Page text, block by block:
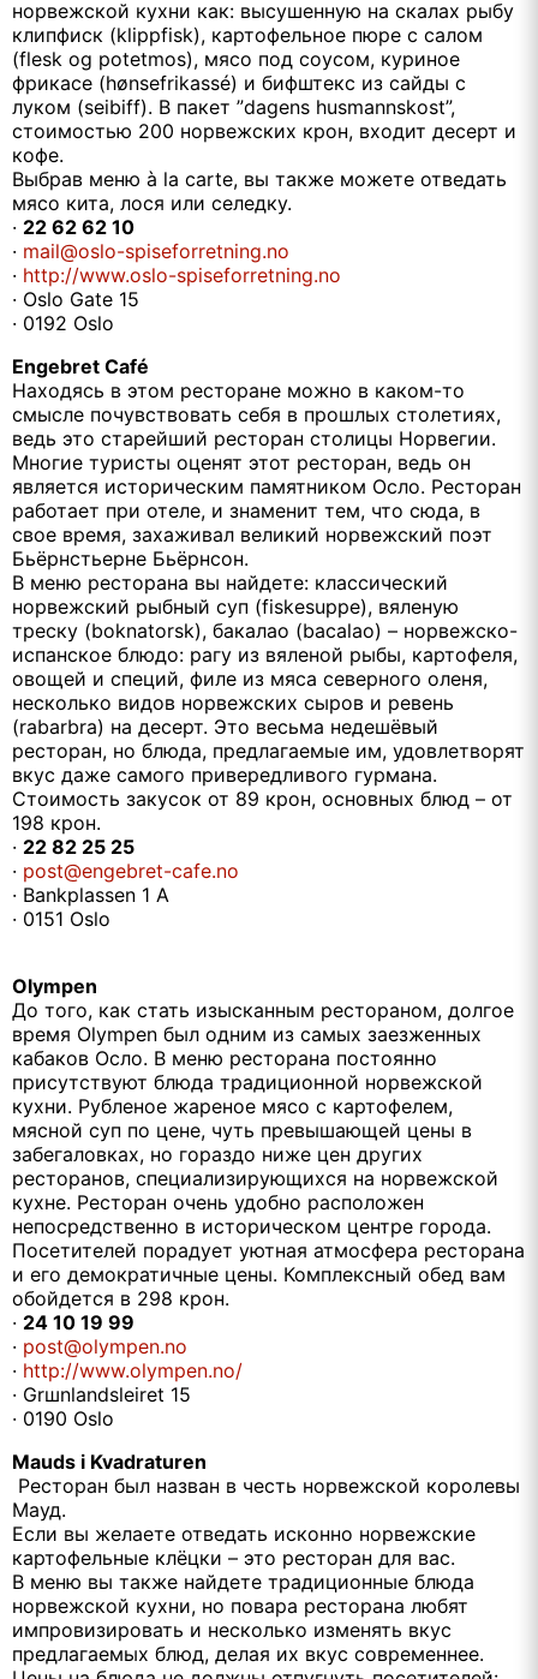
норвежской кухни как: высушенную на скалах рыбу
клипфиск (klippfisk), картофельное пюре с салом
(flesk og potetmos), мясо под соусом, куриное
фрикасе (hønsefrikassé) и бифштекс из сайды с
луком (seibiff). В пакет ”dagens husmannskost”,
стоимостью 200 норвежских крон, входит десерт и
кофе.
Выбрав меню à la carte, вы также можете отведать
мясо кита, лося или селедку.
· 22 62 62 10
· mail@oslo-spiseforretning.no
· http://www.oslo-spiseforretning.no
· Oslo Gate 15
· 0192 Oslo
Engebret Café
Находясь в этом ресторане можно в каком-то
смысле почувствовать себя в прошлых столетиях,
ведь это старейший ресторан столицы Норвегии.
Многие туристы оценят этот ресторан, ведь он
является историческим памятником Осло. Ресторан
работает при отеле, и знаменит тем, что сюда, в
свое время, захаживал великий норвежский поэт
Бьёрнстьерне Бьёрнсон.
В меню ресторана вы найдете: классический
норвежский рыбный суп (fiskesuppe), вяленую
треску (boknatorsk), бакалао (bacalao) – норвежско-
испанское блюдо: рагу из вяленой рыбы, картофеля,
овощей и специй, филе из мяса северного оленя,
несколько видов норвежских сыров и ревень
(rabarbra) на десерт. Это весьма недешёвый
ресторан, но блюда, предлагаемые им, удовлетворят
вкус даже самого привередливого гурмана.
Стоимость закусок от 89 крон, основных блюд – от
198 крон.
· 22 82 25 25
· post@engebret-cafe.no
· Bankplassen 1 A
· 0151 Oslo
Olympen
До того, как стать изысканным рестораном, долгое
время Olympen был одним из самых заезженных
кабаков Осло. В меню ресторана постоянно
присутствуют блюда традиционной норвежской
кухни. Рубленое жареное мясо с картофелем,
мясной суп по цене, чуть превышающей цены в
забегаловках, но гораздо ниже цен других
ресторанов, специализирующихся на норвежской
кухне. Ресторан очень удобно расположен
непосредственно в историческом центре города.
Посетителей порадует уютная атмосфера ресторана
и его демократичные цены. Комплексный обед вам
обойдется в 298 крон.
· 24 10 19 99
· post@olympen.no
· http://www.olympen.no/
· Grшnlandsleiret 15
· 0190 Oslo
Mauds i Kvadraturen
Ресторан был назван в честь норвежской королевы
Мауд.
Если вы желаете отведать исконно норвежские
картофельные клёцки – это ресторан для вас.
В меню вы также найдете традиционные блюда
норвежской кухни, но повара ресторана любят
импровизировать и несколько изменять вкус
предлагаемых блюд, делая их вкус современнее.